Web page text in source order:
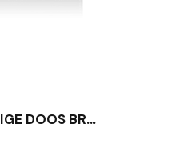
RECHTHOEKIGE DOOS BROWNIE BMD2 ZWARTE LEREN